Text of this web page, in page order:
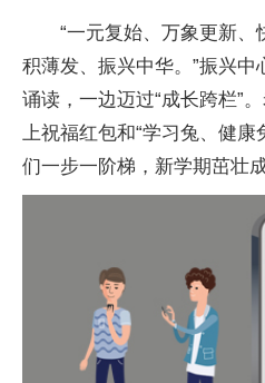
“一元复始、万象更新
积薄发、振兴中华。”振兴
诵读，一边迈过“成长跨栏”
上祝福红包和“学习兔、健康
们一步一阶梯，新学期茁壮成